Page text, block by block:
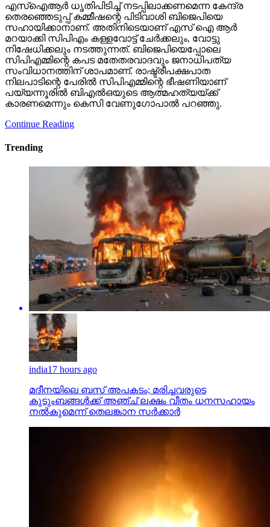
എസ്‌ഐആര്‍ ധൃതിപിടിച്ച് നടപ്പിലാക്കണമെന്ന കേന്ദ്ര
തെരഞ്ഞെടുപ്പ് കമ്മീഷന്റെ പിടിവാശി ബിജെപിയെ
സഹായിക്കാനാണ്. അതിനിടെയാണ് എസ് ഐ ആര്‍
മറയാക്കി സിപിഎം കള്ളവോട്ട് ചേര്‍ക്കലും, വോട്ടു
നിഷേധിക്കലും നടത്തുന്നത്. ബിജെപിയെപ്പോലെ
സിപിഎമ്മിന്റെ കപട മതേതരവാദവും ജനാധിപത്യ
സംവിധാനത്തിന് ശാപമാണ്. രാഷ്ട്രീപക്ഷപാത
നിലപാടിന്റെ പേരില്‍ സിപിഎമ്മിന്റെ ഭീഷണിയാണ്
പയ്യന്നൂരില്‍ ബിഎല്‍ഒയുടെ ആത്മഹത്യയ്ക്ക്
കാരണമെന്നും കെസി വേണുഗോപാല്‍ പറഞ്ഞു.
Continue Reading
Trending
india17 hours ago
മദീനയിലെ ബസ് അപകടം; മരിച്ചവരുടെ
കുടുംബങ്ങള്‍ക്ക് അഞ്ച് ലക്ഷം വീതം ധനസഹായം
നല്‍കുമെന്ന് തെലങ്കാന സര്‍ക്കാര്‍